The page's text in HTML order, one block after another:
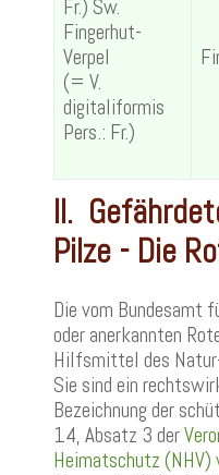
Fr.) Sw.
Fingerhut-
Verpel
(= V.
digitaliformis
Pers.: Fr.)
II.
Pilze - Die
Die vom Bundesamt
oder anerkannten
Hilfsmittel des
Sie sind ein
Bezeichnung der
14, Absatz 3 der
Heimatschutz